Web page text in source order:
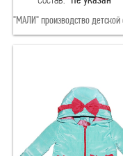
хб
Синий
"МАЛИ" производство